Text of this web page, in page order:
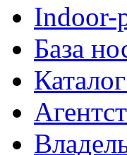
Indoor-
База